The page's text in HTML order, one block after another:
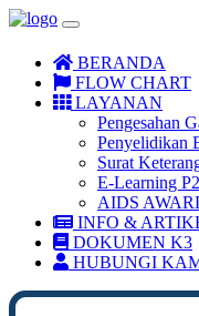
BERANDA
FLOW CHART
LAYANAN
Pengesahan
Penyelidikan
Surat
E-Learning
AIDS
INFO &
DOKUMEN K3
HUBUNGI